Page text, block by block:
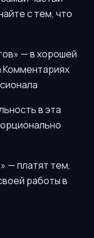
с тем, что
— в хорошей
Комментариях
в эта
— платят тем,
работы в